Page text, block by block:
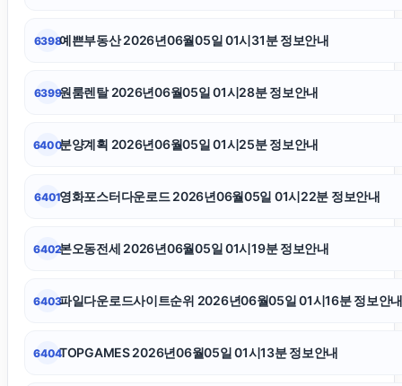
부산휴대폰성지
흥신소
6398예쁜부동산 2026년06월05일 01시31분 정보안내
6399원룸렌탈 2026년06월05일 01시28분 정보안내
6400분양계획 2026년06월05일 01시25분 정보안내
6401영화포스터다운로드 2026년06월05일 01시22분 정보안내
6402본오동전세 2026년06월05일 01시19분 정보안내
6403파일다운로드사이트순위 2026년06월05일 01시16분 정보안
6404TOPGAMES 2026년06월05일 01시13분 정보안내